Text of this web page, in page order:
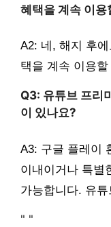
혜택을 계속 이용
A2: 네, 해지 후
택을 계속 이용
Q3: 유튜브 프리
이 있나요?
A3: 구글 플레이
이내이거나 특별
가능합니다. 유
" "